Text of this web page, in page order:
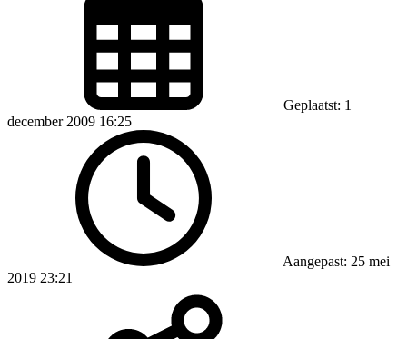
Geplaatst: 1
december 2009 16:25
Aangepast: 25 mei
2019 23:21